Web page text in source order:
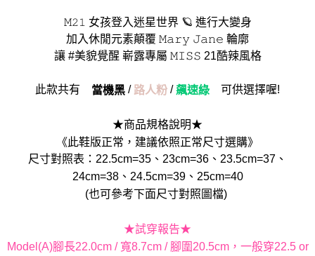
𝙼𝟸𝟷 女孩登入迷星世界 🪐 進行大變身
加入休閒元素顛覆 𝙼𝚊𝚛𝚢 𝙹𝚊𝚗𝚎 輪廓
讓 #美貌覺醒 嶄露專屬 𝙼𝙸𝚂𝚂 21酷辣風格
此款共有 當機黑 / 路人粉 /飆速綠 可供選擇喔!
★商品規格說明★
《此鞋版正常，建議依照正常尺寸選購》
尺寸對照表：22.5cm=35、23cm=36、23.5cm=37、
24cm=38、24.5cm=39、25cm=40
(也可參考下面尺寸對照圖檔)
★試穿報告★
Model(A)腳長22.0cm / 寬8.7cm / 腳圍20.5cm，一般穿22.5 or